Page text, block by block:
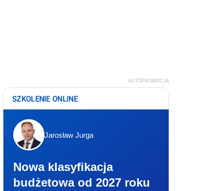
AUTOPROMOCJA
SZKOLENIE ONLINE
Jarosław Jurga
Nowa klasyfikacja
budżetowa od 2027 roku